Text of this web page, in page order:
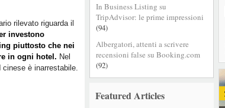
In Business Listing su
TripAdvisor: le prime impressioni
(94)
Albergatori, attenti a scrivere
recensioni false su Booking.com
(92)
Featured Articles
rilevato riguarda il
investono
piuttosto che nei
in ogni hotel. Nel
è inarrestabile.